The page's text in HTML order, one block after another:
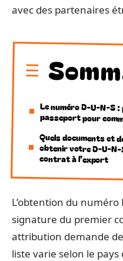
avec des partenaires
Le numéro D-U-N-S :
passeport pour
Quels documents et
obtenir votre D-U-N-
contrat à l’export
L’obtention du numéro
signature du premier
attribution demande
liste varie selon le pays